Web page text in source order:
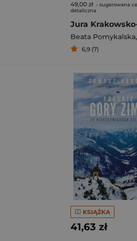
49,00 zł - sugerowana
detaliczna
Beata Pomykalska,
6,9 (7)
KSIĄŻKA
41,63 zł